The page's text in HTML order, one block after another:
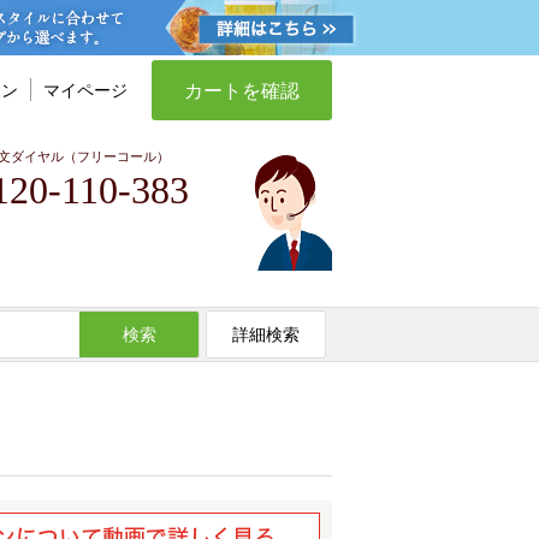
マイページ カートを確認
ダイヤル（フリーコール）
110-383
検索 詳細検索